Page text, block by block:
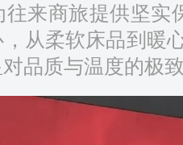
来商旅提供坚实
从柔软床品到暖
品质与温度的极